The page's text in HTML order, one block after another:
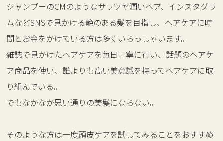
シャンプーのCMのようなサラツヤ潤いヘア、インスタグラ
ムなどSNSで見かける艶のある髪を目指し、ヘアケアに時
間とお金をかけている方は多くいらっしゃいます。
雑誌で見かけたヘアケアを毎日丁寧に行い、話題のヘアケ
ア商品を使い、誰よりも高い美意識を持ってヘアケアに取
り組んでいる。
でもなかなか思い通りの美髪にならない。
そのような方は一度頭皮ケアを試してみることをおすすめ